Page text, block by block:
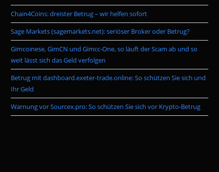
the
Chain4Coins: dreister Betrug – wir helfen sofort
Sage Markets (sagemarkets.net): seriöser Broker oder Betrug?
Gimcoinese, GimCN und Gimcc-One, so läuft der Scam ab und so
weit lässt sich das Geld verfolgen
Betrug mit dashboard.exeter-trade.online: So schützen Sie sich und
Ihr Geld
Warnung vor Sourcex.pro: So schützen Sie sich vor Krypto-Betrug